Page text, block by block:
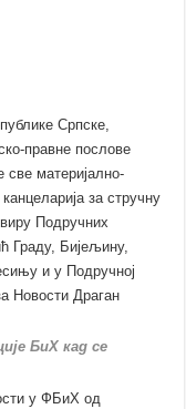
Српске,
правне послове
све материјално-
за стручну
Подручних
Граду, Бијељину,
и у Подручној
Новости Драган
БиХ кад се
у ФБиХ од